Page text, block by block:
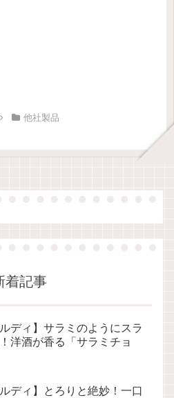
他社製品
着記事
ルディ】サラミのようにスラ
洋酒が香る「サラミチョ
ルディ】とろりと絶妙！一口